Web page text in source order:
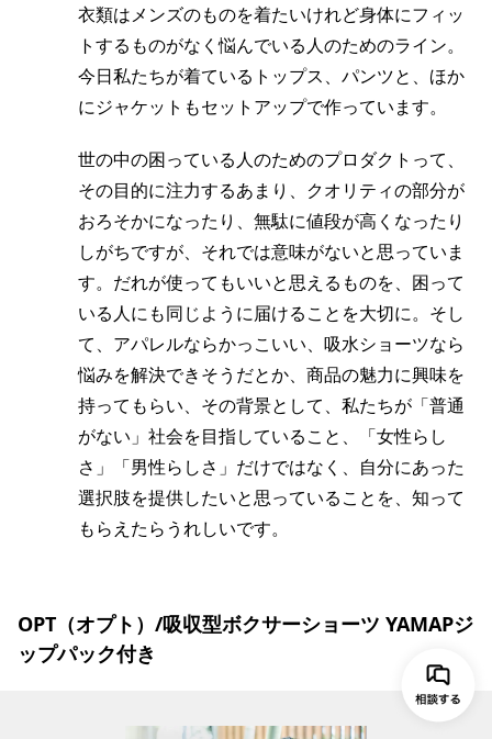
衣類はメンズのものを着たいけれど身体にフィッ
トするものがなく悩んでいる人のためのライン。
今日私たちが着ているトップス、パンツと、ほか
にジャケットもセットアップで作っています。
世の中の困っている人のためのプロダクトって、
その目的に注力するあまり、クオリティの部分が
おろそかになったり、無駄に値段が高くなったり
しがちですが、それでは意味がないと思っていま
す。だれが使ってもいいと思えるものを、困って
いる人にも同じように届けることを大切に。そし
て、アパレルならかっこいい、吸水ショーツなら
悩みを解決できそうだとか、商品の魅力に興味を
持ってもらい、その背景として、私たちが「普通
がない」社会を目指していること、「女性らし
さ」「男性らしさ」だけではなく、自分にあった
選択肢を提供したいと思っていることを、知って
もらえたらうれしいです。
OPT（オプト）/吸収型ボクサーショーツ YAMAPジ
ップパック付き